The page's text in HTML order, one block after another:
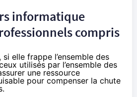
informatique
compris
elle frappe l’ensemble des
utilisés par l’ensemble des
une ressource
pour compenser la chute